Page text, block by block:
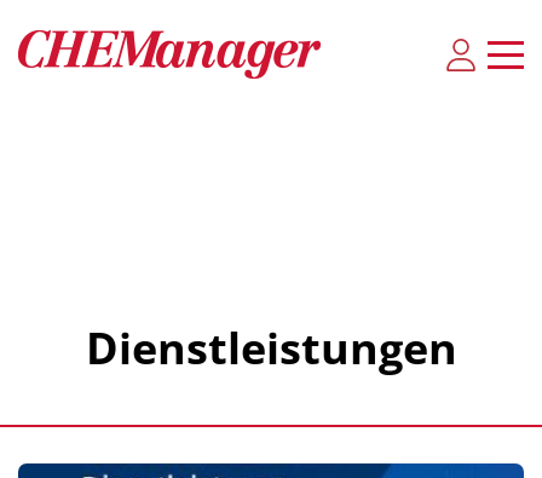
Dienstleistungen